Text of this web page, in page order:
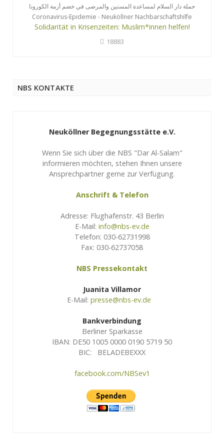
حملة دار السلام لمساعدة المسنين والمرضى في خضم أزمة الكورونا
Coronavirus-Epidemie - Neuköllner Nachbarschaftshilfe
Solidarität in Krisenzeiten: Muslim*innen helfen!
18883
NBS KONTAKTE
Neuköllner Begegnungsstätte e.V.
Wenn Sie sich über die NBS "Dar Al-Salam"
informieren möchten, stehen Ihnen unsere
Ansprechpartner gerne zur Verfügung.
Anschrift & Telefon
Adresse: Flughafenstr. 43 Berlin
E-Mail: info@nbs-ev.de
Telefon: 030-62731998
Fax: 030-62737058
NBS Pressekontakt
Juanita Villamor
E-Mail: presse@nbs-ev.de
Bankverbindung
Berliner Sparkasse
IBAN: DE50 1005 0000 0190 5719 50
BIC: BELADEBEXXX
facebook.com/NBSev1